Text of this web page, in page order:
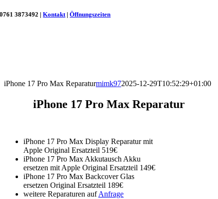
0761 3873492 |Kontakt |Öffnungszeiten
iPhone 17 Pro Max Reparaturmimk972025-12-29T10:52:29+01:00
iPhone 17 Pro Max Reparatur
iPhone 17 Pro Max Display Reparatur mit
Apple Original Ersatzteil 519€
iPhone 17 Pro Max Akkutausch Akku
ersetzen mit Apple Original Ersatzteil 149€
iPhone 17 Pro Max Backcover Glas
ersetzen Original Ersatzteil 189€
weitere Reparaturen aufAnfrage